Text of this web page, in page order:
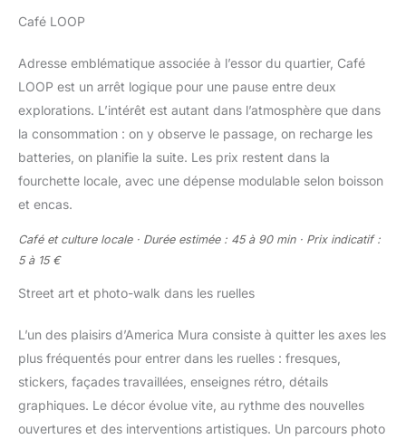
Café LOOP
Adresse emblématique associée à l’essor du quartier, Café
LOOP est un arrêt logique pour une pause entre deux
explorations. L’intérêt est autant dans l’atmosphère que dans
la consommation : on y observe le passage, on recharge les
batteries, on planifie la suite. Les prix restent dans la
fourchette locale, avec une dépense modulable selon boisson
et encas.
Café et culture locale · Durée estimée : 45 à 90 min · Prix indicatif :
5 à 15 €
Street art et photo-walk dans les ruelles
L’un des plaisirs d’America Mura consiste à quitter les axes les
plus fréquentés pour entrer dans les ruelles : fresques,
stickers, façades travaillées, enseignes rétro, détails
graphiques. Le décor évolue vite, au rythme des nouvelles
ouvertures et des interventions artistiques. Un parcours photo